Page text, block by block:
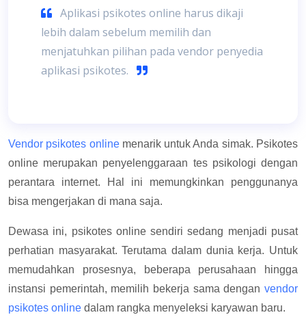
Aplikasi psikotes online harus dikaji
lebih dalam sebelum memilih dan
menjatuhkan pilihan pada vendor penyedia
aplikasi psikotes.
Vendor psikotes onlinemenarik untuk Anda simak. Psikotes
online merupakan penyelenggaraan tes psikologi dengan
perantara internet. Hal ini memungkinkan penggunanya
bisa mengerjakan di mana saja.
Dewasa ini, psikotes online sendiri sedang menjadi pusat
perhatian masyarakat. Terutama dalam dunia kerja. Untuk
memudahkan prosesnya, beberapa perusahaan hingga
instansi pemerintah, memilih bekerja sama dengan vendor
psikotes online dalam rangka menyeleksi karyawan baru.